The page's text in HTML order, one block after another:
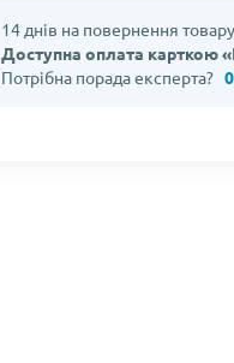
14 днів на повернення товару
Доступна оплата карткою
Потрібна порада експерта?